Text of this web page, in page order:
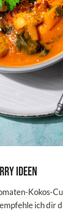
Ideen
Kokos-
ich dir